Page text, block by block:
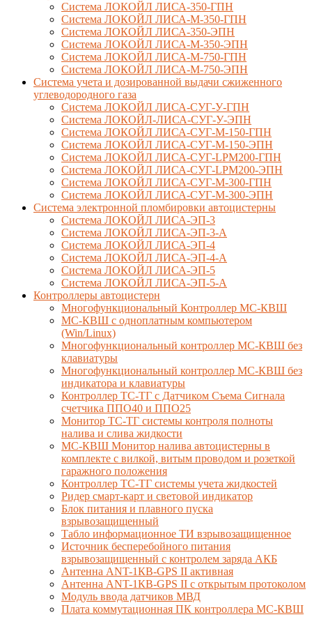
Система ЛОКОЙЛ ЛИСА-350-ГПН
Система ЛОКОЙЛ ЛИСА-М-350-ГПН
Система ЛОКОЙЛ ЛИСА-350-ЭПН
Система ЛОКОЙЛ ЛИСА-М-350-ЭПН
Система ЛОКОЙЛ ЛИСА-М-750-ГПН
Система ЛОКОЙЛ ЛИСА-М-750-ЭПН
Система учета и дозированной выдачи сжиженного
углеводородного газа
Система ЛОКОЙЛ ЛИСА-СУГ-У-ГПН
Система ЛОКОЙЛ-ЛИСА-СУГ-У-ЭПН
Система ЛОКОЙЛ ЛИСА-СУГ-М-150-ГПН
Система ЛОКОЙЛ ЛИСА-СУГ-М-150-ЭПН
Система ЛОКОЙЛ ЛИСА-СУГ-LPM200-ГПН
Система ЛОКОЙЛ ЛИСА-СУГ-LPM200-ЭПН
Система ЛОКОЙЛ ЛИСА-СУГ-М-300-ГПН
Система ЛОКОЙЛ ЛИСА-СУГ-М-300-ЭПН
Система электронной пломбировки автоцистерны
Система ЛОКОЙЛ ЛИСА-ЭП-3
Система ЛОКОЙЛ ЛИСА-ЭП-3-А
Система ЛОКОЙЛ ЛИСА-ЭП-4
Система ЛОКОЙЛ ЛИСА-ЭП-4-А
Система ЛОКОЙЛ ЛИСА-ЭП-5
Система ЛОКОЙЛ ЛИСА-ЭП-5-А
Контроллеры автоцистерн
Многофункциональный Контроллер МС-КВШ
МС-КВШ с одноплатным компьютером
(Win/Linux)
Многофункциональный контроллер МС-КВШ без
клавиатуры
Многофункциональный контроллер МС-КВШ без
индикатора и клавиатуры
Контроллер ТС-ТГ с Датчиком Съема Сигнала
счетчика ППО40 и ППО25
Монитор ТС-ТГ системы контроля полноты
налива и слива жидкости
МС-КВШ Монитор налива автоцистерны в
комплекте с вилкой, витым проводом и розеткой
гаражного положения
Контроллер ТС-ТГ системы учета жидкостей
Ридер смарт-карт и световой индикатор
Блок питания и плавного пуска
взрывозащищенный
Табло информационное ТИ взрывозащищенное
Источник бесперебойного питания
взрывозащищенный с контролем заряда АКБ
Антенна ANT-1КВ-GPS II активная
Антенна ANT-1КВ-GPS II с открытым протоколом
Модуль ввода датчиков МВД
Плата коммутационная ПК контроллера МС-КВШ